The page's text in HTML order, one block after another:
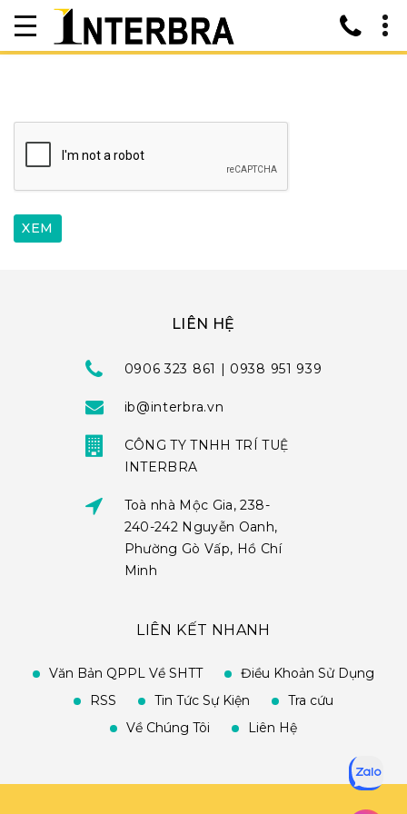
LIÊN HỆ
0906 323 861 | 0938 951 939
ib@interbra.vn
CÔNG TY TNHH TRÍ TUỆ
INTERBRA
Toà nhà Mộc Gia, 238-
240-242 Nguyễn Oanh,
Phường Gò Vấp, Hồ Chí
Minh
LIÊN KẾT NHANH
Văn Bản QPPL Về SHTT
Điều Khoản Sử Dụng
RSS
Tin Tức Sự Kiện
Tra cứu
Về Chúng Tôi
Liên Hệ